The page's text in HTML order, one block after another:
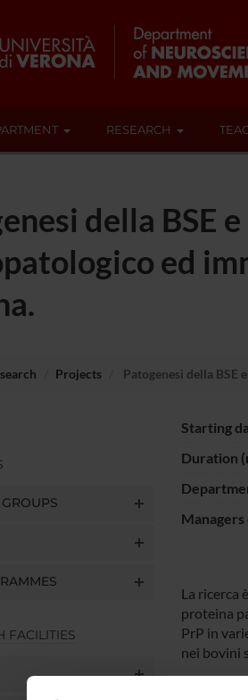
RESEARCH
della BSE
ed
Projects Patogenesi della
FACILITIES
Starting
Duration
La ricerca
proteina
PrP in
nei bovini